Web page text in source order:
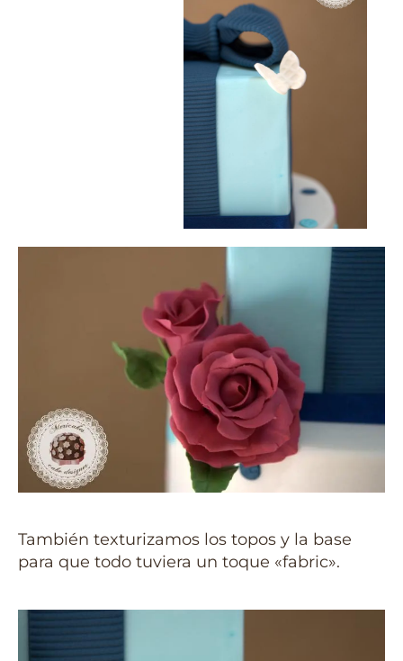
También texturizamos los topos y la base
para que todo tuviera un toque «fabric».